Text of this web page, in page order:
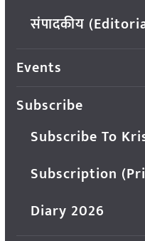
संपादकीय
Events
Subscribe
Subscribe To
Subscription
Diary 2026